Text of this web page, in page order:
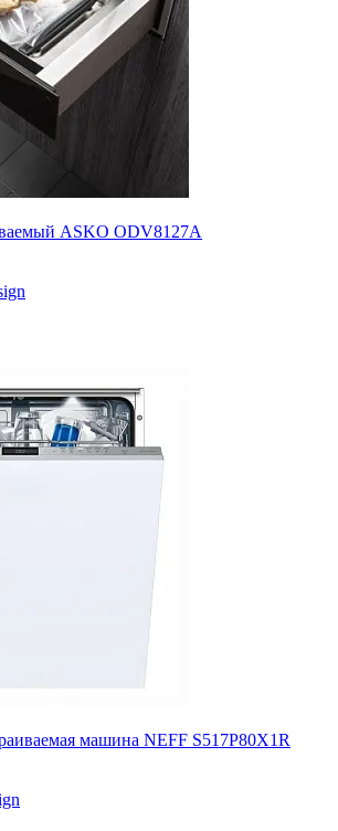
ASKO ODV8127A
машина NEFF S517P80X1R